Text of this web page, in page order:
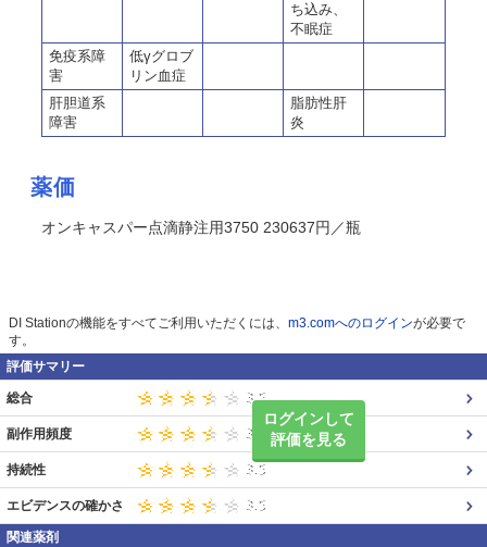
ち込み、
不眠症
免疫系障
害
低γグロブ
リン血症
肝胆道系
障害
脂肪性肝
炎
薬価
オンキャスパー点滴静注用3750 230637円／瓶
DI Stationの機能をすべてご利用いただくには、 m3.comへのログインが必要で
す。
評価サマリー
ログインして
評価を見る
総合
副作用頻度
持続性
エビデンスの確かさ
関連薬剤